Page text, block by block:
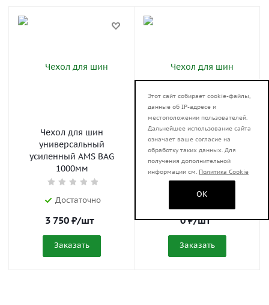
Чехол для шин
универсальный
усиленный AMS BAG
1000мм
Достаточно
3 750 ₽/шт
Заказать
Чехол для шин
универсальный
облегченный AMS BAG
Lite 1000мм
Предзаказ
0₽/шт
Заказать
Этот сайт собирает cookie-файлы,
данные об IP-адресе и
местоположении пользователей.
Дальнейшее использование сайта
означает ваше согласие на
обработку таких данных. Для
получения дополнительной
информации см. Политика Cookie
OK